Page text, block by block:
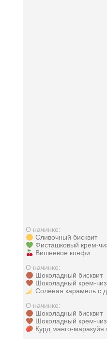
О начинке:
Сливочный бисквит
Фисташковый крем-
Вишневое конфи
О начинке:
Шоколадный бисквит
Шоколадный крем-чиз
Солёная карамель с
О начинке:
Шоколадный бисквит
Шоколадный крем-чиз
Курд манго-маракуйя